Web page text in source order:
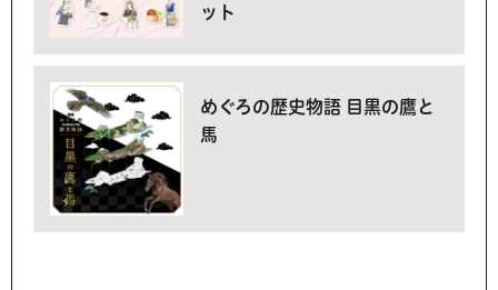
ット
めぐろの歴史物語 目黒の鷹と
馬